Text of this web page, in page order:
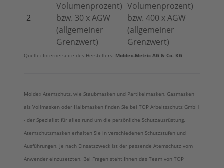
2
Volumenprozent)
bzw. 30 x AGW
(allgemeiner
Grenzwert)
Volumenprozent)
bzw. 400 x AGW
(allgemeiner
Grenzwert)
Quelle: Internetseite des Herstellers: Moldex-Metric AG & Co. KG
Moldex Atemschutz, wie Staubmasken und Partikelmasken, Gasmasken
als Vollmasken oder Halbmasken finden Sie bei TOP Arbeitsschutz GmbH
- der Spezialist für alles rund um die persönliche Schutzausrüstung.
Atemschutzmasken erhalten Sie in verschiedenen Schutzstufen und
Ausführungen. Je nach Einsatzzweck ist der passende Atemschutz vom
Anwender einzusetzten. Bei Fragen steht Ihnen das Team von TOP